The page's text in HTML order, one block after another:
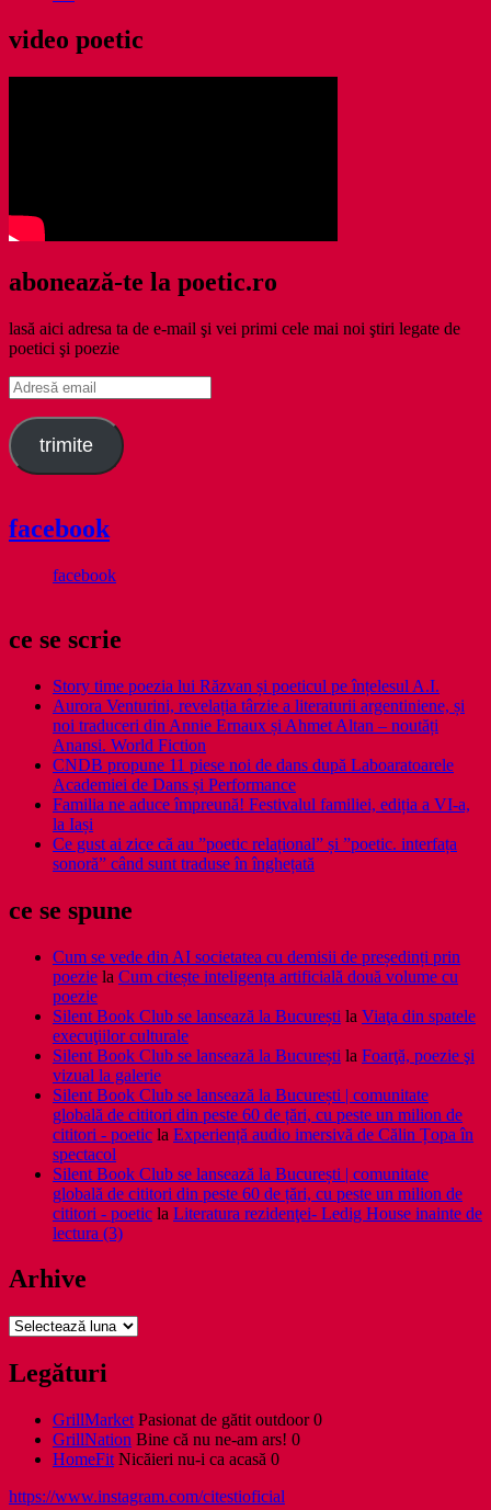
video poetic
abonează-te la poetic.ro
lasă aici adresa ta de e-mail şi vei primi cele mai noi ştiri legate de
poetici şi poezie
Adresă
email
trimite
facebook
facebook
ce se scrie
Story time poezia lui Răzvan și poeticul pe înțelesul A.I.
Aurora Venturini, revelația târzie a literaturii argentiniene, și
noi traduceri din Annie Ernaux și Ahmet Altan – noutăți
Anansi. World Fiction
CNDB propune 11 piese noi de dans după Laboaratoarele
Academiei de Dans și Performance
Familia ne aduce împreună! Festivalul familiei, ediția a VI-a,
la Iași
Ce gust ai zice că au ”poetic relațional” și ”poetic. interfața
sonoră” când sunt traduse în înghețată
ce se spune
Cum se vede din AI societatea cu demisii de președinți prin
poezie la Cum citește inteligența artificială două volume cu
poezie
Silent Book Club se lansează la București la Viaţa din spatele
execuţiilor culturale
Silent Book Club se lansează la București la Foarţă, poezie şi
vizual la galerie
Silent Book Club se lansează la București | comunitate
globală de cititori din peste 60 de țări, cu peste un milion de
cititori - poetic la Experiență audio imersivă de Călin Țopa în
spectacol
Silent Book Club se lansează la București | comunitate
globală de cititori din peste 60 de țări, cu peste un milion de
cititori - poetic la Literatura rezidenţei- Ledig House inainte de
lectura (3)
Arhive
Arhive
Legături
GrillMarket Pasionat de gătit outdoor 0
GrillNation Bine că nu ne-am ars! 0
HomeFit Nicăieri nu-i ca acasă 0
https://www.instagram.com/citestioficial